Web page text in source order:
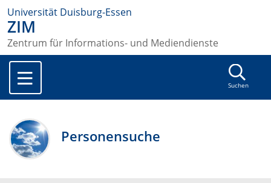
Universität Duisburg-Essen
ZIM
Zentrum für Informations- und Mediendienste
Suchen
Personensuche